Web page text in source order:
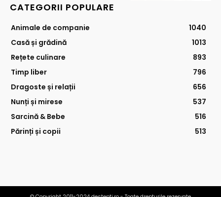
CATEGORII POPULARE
Animale de companie
1040
Casă și grădină
1013
Rețete culinare
893
Timp liber
796
Dragoste și relații
656
Nunți și mirese
537
Sarcină & Bebe
516
Părinți și copii
513